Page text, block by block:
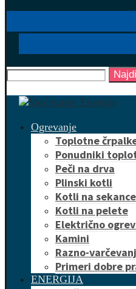
Najdi
Ogrevanje
Toplotne
Ponudniki
Peči na drva
Plinski kotli
Kotli na sekance
Kotli na pelete
Električno
Kamini
Razno-
Primeri dobre
ENERGIJA